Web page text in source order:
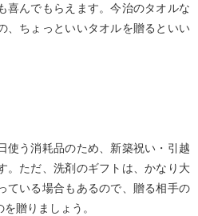
喜んでもらえます。今治のタオルな
、ちょっといいタオルを贈るといい
使う消耗品のため、新築祝い・引越
。ただ、洗剤のギフトは、かなり大
ている場合もあるので、贈る相手の
贈りましょう。